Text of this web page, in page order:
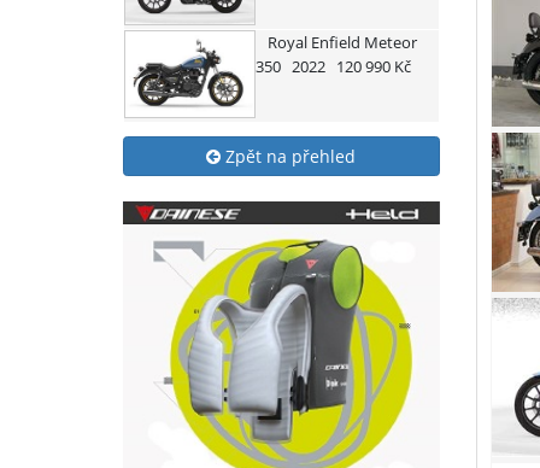
Royal Enfield Meteor
350 2022 120 990 Kč
Zpět na přehled